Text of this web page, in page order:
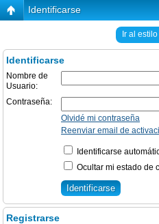
Identificarse
Ir al
Identificarse
Nombre de
Usuario:
Contraseña:
Olvidé mi contraseña
Reenviar email de
Identificarse
Ocultar mi estado de
Registrarse